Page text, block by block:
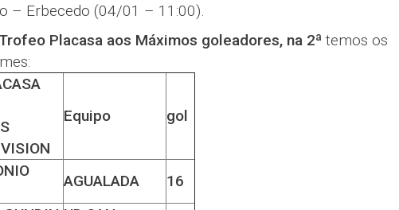
– Erbecedo (04/01 – 11:00).
Trofeo Placasa aos Máximos goleadores, na 2ª temos os
Equipo gol
AGUALADA
16